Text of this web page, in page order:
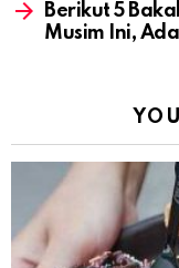
Berikut 5
Musim Ini,